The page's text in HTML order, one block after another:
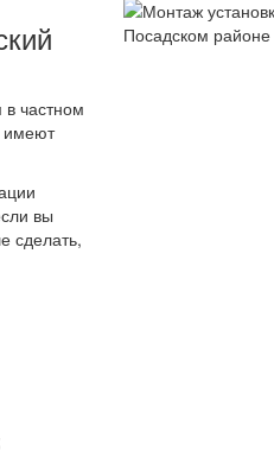
частном
имеют
вы
сделать,